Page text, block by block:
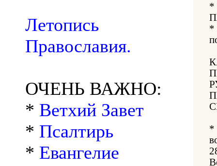
Летопись
Православия.
ОЧЕНЬ ВАЖНО:
* Ветхий Завет
* Псалтирь
* Евангелие
*
*
*